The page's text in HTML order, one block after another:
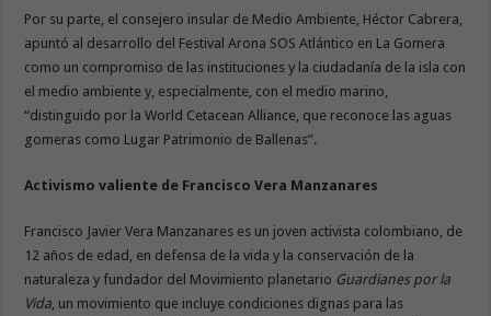
Por su parte, el consejero insular de Medio Ambiente, Héctor Cabrera,
apuntó al desarrollo del Festival Arona SOS Atlántico en La Gomera
como un compromiso de las instituciones y la ciudadanía de la isla con
el medio ambiente y, especialmente, con el medio marino,
“distinguido por la World Cetacean Alliance, que reconoce las aguas
gomeras como Lugar Patrimonio de Ballenas”.
Activismo valiente de Francisco Vera Manzanares
Francisco Javier Vera Manzanares es un joven activista colombiano, de
12 años de edad, en defensa de la vida y la conservación de la
naturaleza y fundador del Movimiento planetario Guardianes por la
Vida, un movimiento que incluye condiciones dignas para las